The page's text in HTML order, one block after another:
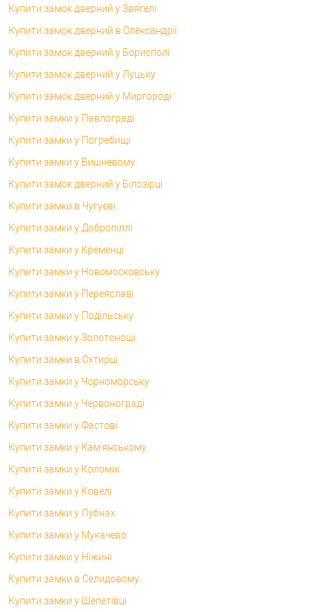
Купити замок дверний у Звягелі
Купити замок дверний в Олександрії
Купити замок дверний у Борисполі
Купити замок дверний у Луцьку
Купити замок дверний у Миргороді
Купити замки у Павлограді
Купити замки у Погребищі
Купити замки у Вишневому
Купити замок дверний у Білозірці
Купити замки в Чугуєві
Купити замки у Добропіллі
Купити замки у Кременці
Купити замки у Новомосковську
Купити замки у Переяславі
Купити замки у Подільську
Купити замки у Золотоноші
Купити замки в Охтирці
Купити замки у Чорноморську
Купити замки у Червонограді
Купити замки у Фастові
Купити замки у Кам'янському
Купити замки у Коломиї
Купити замки у Ковелі
Купити замки у Лубнах
Купити замки у Мукачево
Купити замки у Ніжині
Купити замки в Селидовому
Купити замки у Шепетівці